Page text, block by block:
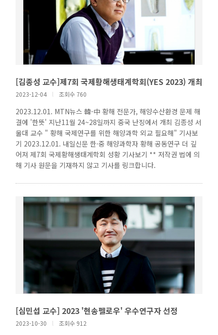
[김종성 교수]제7회 국제황해생태계학회(YES 2023) 개최
2023-12-04 l 조회수 760
2023.12.01. MTN뉴스 韓-中 황해 전문가, 해양수산환경 문제 해
결에 '한뜻' 지난11월 24~28일까지 중국 난징에서 개최 김종성 서
울대 교수 " 황해 국제연구를 위한 해양과학 외교 필요해" 기사보
기 2023.12.01. 내일신문 한·중 해양과학자 황해 공동연구 더 깊
어져 제7회 국제황해생태계학회 성황 기사보기 ** 저작권 법에 의
해 기사 원문을 기재하지 않고 기사를 링크합니다.
[심민섭 교수] 2023 '현송펠로우' 우수연구자 선정
2023-10-30 l 조회수 912